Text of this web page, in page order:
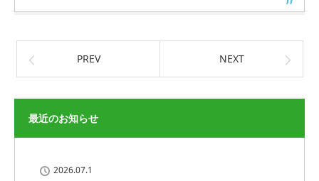
PREV NEXT
最近のお知らせ
2026.07.1